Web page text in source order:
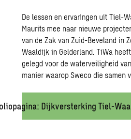
De lessen en ervaringen uit Tiel-
Maurits mee naar nieuwe
van de Zak van Zuid-Beveland in
Waaldijk in Gelderland. TiWa
gelegd voor de waterveiligheid
manier waarop Sweco die samen
Dijkversterking Tiel-